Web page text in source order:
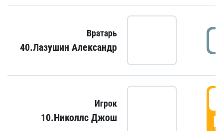
Вратарь
40.Лазушин Александр
Игрок
10.Николлс Джош